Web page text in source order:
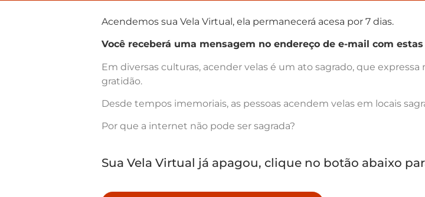
Acendemos sua Vela Virtual, ela permanecerá acesa por 7 dias.
Você receberá uma mensagem no endereço de e-mail com
Em diversas culturas, acender velas é um ato sagrado, que
gratidão.
Desde tempos imemoriais, as pessoas acendem velas em locais
Por que a internet não pode ser sagrada?
Sua Vela Virtual já apagou, clique no botão abaixo